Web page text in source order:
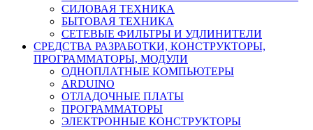
СИЛОВАЯ ТЕХНИКА
БЫТОВАЯ ТЕХНИКА
СЕТЕВЫЕ ФИЛЬТРЫ И УДЛИНИТЕЛИ
СРЕДСТВА РАЗРАБОТКИ, КОНСТРУКТОРЫ,
ПРОГРАММАТОРЫ, МОДУЛИ
ОДНОПЛАТНЫЕ КОМПЬЮТЕРЫ
ARDUINO
ОТЛАДОЧНЫЕ ПЛАТЫ
ПРОГРАММАТОРЫ
ЭЛЕКТРОННЫЕ КОНСТРУКТОРЫ